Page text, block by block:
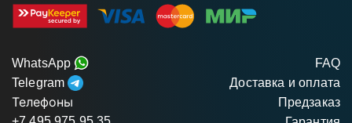
WhatsApp
Telegram
Телефоны
FAQ
Доставка и оплата
Предзаказ